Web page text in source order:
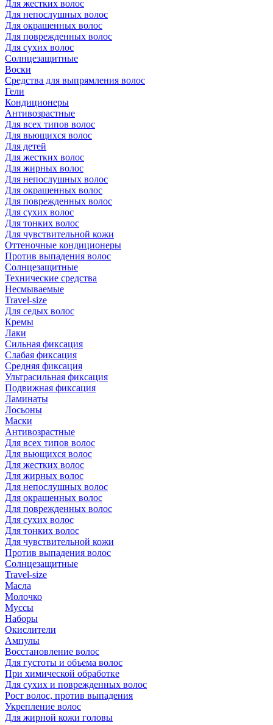
Для жестких волос
Для непослушных волос
Для окрашенных волос
Для поврежденных волос
Для сухих волос
Солнцезащитные
Воски
Средства для выпрямления волос
Гели
Кондиционеры
Антивозрастные
Для всех типов волос
Для вьющихся волос
Для детей
Для жестких волос
Для жирных волос
Для непослушных волос
Для окрашенных волос
Для поврежденных волос
Для сухих волос
Для тонких волос
Для чувствительной кожи
Оттеночные кондиционеры
Против выпадения волос
Солнцезащитные
Технические средства
Несмываемые
Travel-size
Для седых волос
Кремы
Лаки
Сильная фиксация
Слабая фиксация
Средняя фиксация
Ультрасильная фиксация
Подвижная фиксация
Ламинаты
Лосьоны
Маски
Антивозрастные
Для всех типов волос
Для вьющихся волос
Для жестких волос
Для жирных волос
Для непослушных волос
Для окрашенных волос
Для поврежденных волос
Для сухих волос
Для тонких волос
Для чувствительной кожи
Против выпадения волос
Солнцезащитные
Travel-size
Масла
Молочко
Муссы
Наборы
Окислители
Ампулы
Восстановление волос
Для густоты и объема волос
При химической обработке
Для сухих и поврежденных волос
Рост волос, против выпадения
Укрепление волос
Для жирной кожи головы